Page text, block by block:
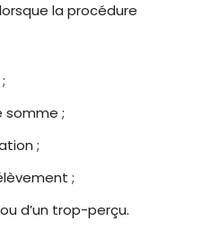
la procédure
somme ;
;
;
d’un trop-perçu.